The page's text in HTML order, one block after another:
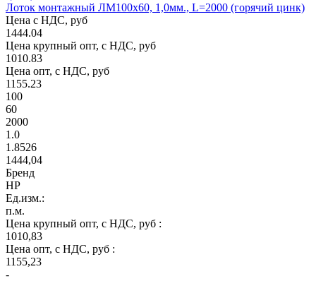
Лоток монтажный ЛМ100х60, 1,0мм., L=2000 (горячий цинк)
Цена с НДС, руб
1444.04
Цена крупный опт, с НДС, руб
1010.83
Цена опт, с НДС, руб
1155.23
100
60
2000
1.0
1.8526
1444,04
Бренд
НР
Ед.изм.:
п.м.
Цена крупный опт, с НДС, руб :
1010,83
Цена опт, с НДС, руб :
1155,23
-